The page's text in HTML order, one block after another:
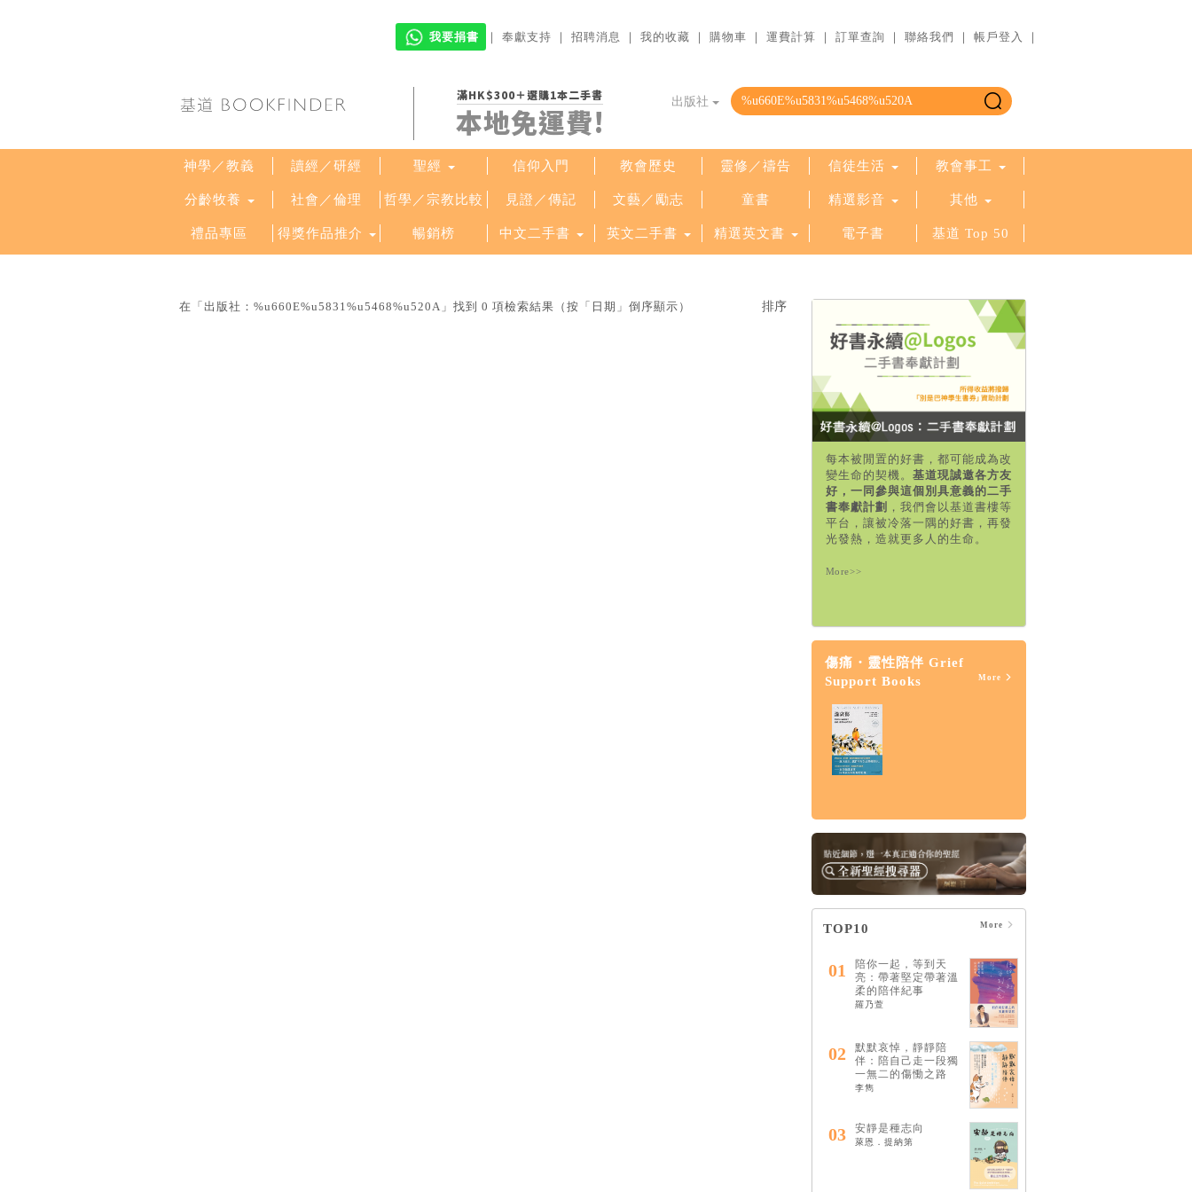
我要捐書 ｜ 奉獻支持 ｜ 招聘消息 ｜ 我的收藏 ｜ 購物車 ｜ 運費計算 ｜ 訂單查詢 ｜ 聯絡我們 ｜ 帳戶登入 ｜
滿HK$300＋選購1本二手書
本地免運費!
出版社
神學／教義 讀經／研經 聖經 信仰入門 教會歷史 靈修／禱告 信徒生活 教會事工
分齡牧養 社會／倫理 哲學／宗教比較 見證／傳記 文藝／勵志 童書 精選影音 其他
禮品專區 得獎作品推介 暢銷榜 中文二手書 英文二手書 精選英文書 電子書 基道 Top 50
在「出版社：%u660E%u5831%u5468%u520A」找到 0 項檢索結果（按「日期」倒序顯示）
每本被閒置的好書，都可能成為改
變生命的契機。 基道現誠邀各方友
好，一同參與這個別具意義的二手
書奉獻計劃 ，我們會以基道書樓等
平台，讓被冷落一隅的好書，再發
光發熱，造就更多人的生命。
More>>
傷痛・靈性陪伴 Grief
Support Books
More
療癒的情緒、靈性與
心理旅程（20週年經
典新譯版）
HK$160 $168
TOP10 More
01
陪你一起，等到天
亮：帶著堅定帶著溫
柔的陪伴紀事
羅乃萱
02
默默哀悼，靜靜陪
伴：陪自己走一段獨
一無二的傷慟之路
李雋
03 安靜是種志向
萊恩．提納第